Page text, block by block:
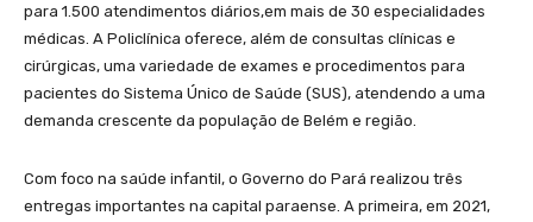
para 1.500 atendimentos diários,em mais de 30 especialidades
médicas. A Policlínica oferece, além de consultas clínicas e
cirúrgicas, uma variedade de exames e procedimentos para
pacientes do Sistema Único de Saúde (SUS), atendendo a uma
demanda crescente da população de Belém e região.
Com foco na saúde infantil, o Governo do Pará realizou três
entregas importantes na capital paraense. A primeira, em 2021,